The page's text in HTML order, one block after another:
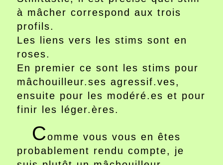
à mâcher correspond aux trois
profils.
Les liens vers les stims sont en
roses.
En premier ce sont les stims pour
mâchouilleur.ses agressif.ves,
ensuite pour les modéré.es et pour
finir les léger.ères.
Comme vous vous en êtes
probablement rendu compte, je